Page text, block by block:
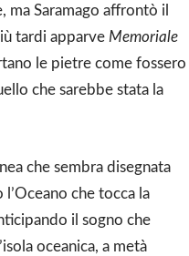
ma Saramago affrontò il
tardi apparve Memoriale
le pietre come fossero
che sarebbe stata la
che sembra disegnata
che tocca la
il sogno che
oceanica, a metà